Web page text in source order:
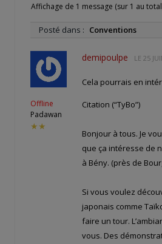
Affichage de 1 message (sur 1 au
Posté dans : Conventions
Offline
Padawan
★★
demipoulpe LE 25
Cela pourrais en
Citation (“TyBo”)
Bonjour à tous. Je
que ça intéresse de
à Bény. (près de
Si vous voulez
japonais comme
faire un tour.
vous. Des